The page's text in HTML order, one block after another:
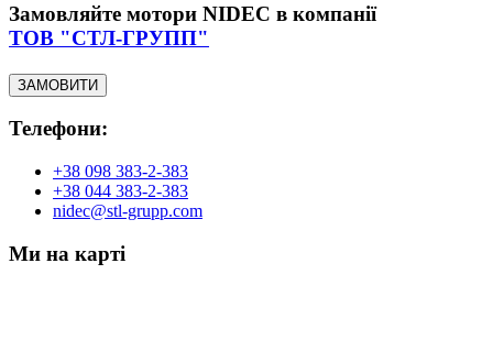
Замовляйте мотори NIDEC в компанії
ТОВ "СТЛ-ГРУПП"
ЗАМОВИТИ
Телефони:
+38 098 383-2-383
+38 044 383-2-383
nidec@stl-grupp.com
Ми на карті